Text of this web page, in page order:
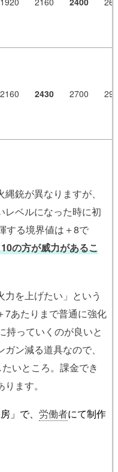
2160 2430 2700
銃が異なりますが、
レベルになった時に初
する境界値は＋8で
の方が威力があるこ
を上げたい」という
7あたりまで普通に強化
持っていくのが良いと
ン減る道具なので、
いところ。課金でき
ます。
」で、 労働者にて制作